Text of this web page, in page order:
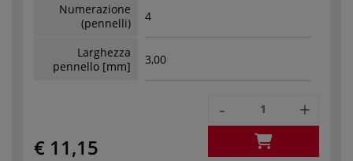
Numerazione
(pennelli)
4
Larghezza
pennello [mm]
3,00
€ 11,15
- +